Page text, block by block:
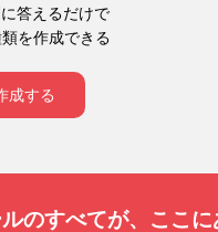
答えるだけで
を作成できる
成する
のすべてが、 ここに